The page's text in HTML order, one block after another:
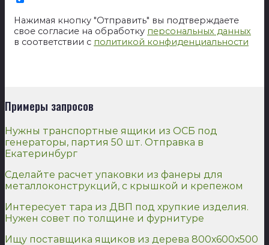
Нажимая кнопку "Отправить" вы подтверждаете
свое согласие на обработку персональных данных
в соответствии с политикой конфиденциальности
Примеры запросов
Нужны транспортные ящики из ОСБ под
генераторы, партия 50 шт. Отправка в
Екатеринбург
Сделайте расчет упаковки из фанеры для
металлоконструкций, с крышкой и крепежом
Интересует тара из ДВП под хрупкие изделия.
Нужен совет по толщине и фурнитуре
Ищу поставщика ящиков из дерева 800х600х500